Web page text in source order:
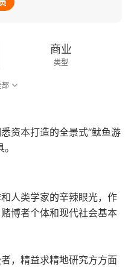
商业
类型
2021-12-01
发行日期
部
资本打造的全景式“鱿鱼游
人类学家的辛辣眼光，作
博者个体和现代社会基本
，精益求精地研究方方面